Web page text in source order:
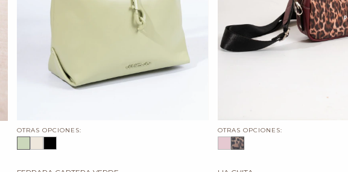
OTRAS OPCIONES: OTRAS OPCIONES: